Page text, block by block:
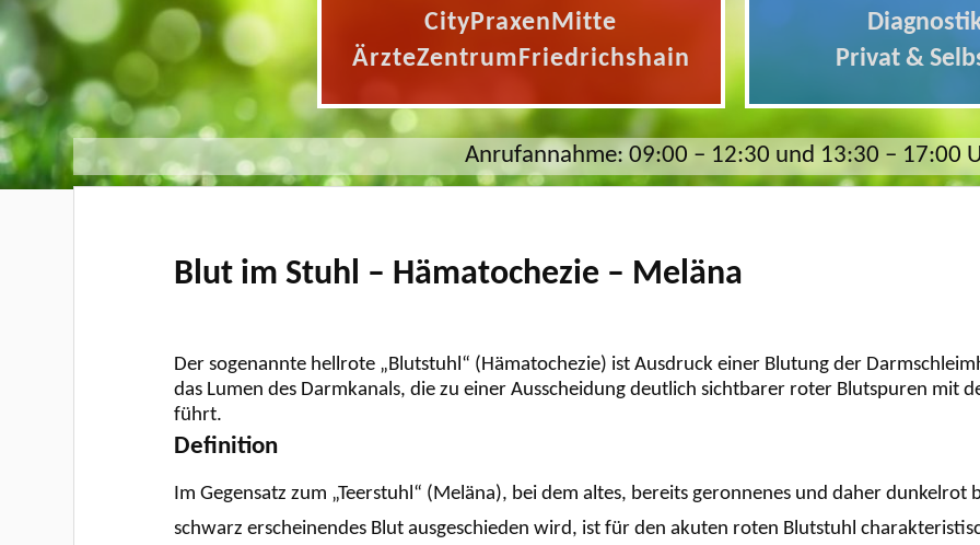
CityPraxenMitte
ÄrzteZentrumFriedrichshain
Privat &
Anrufannahme: 09:00 – 12:30 und 13:30 – 17:00
Blut im Stuhl – Hämatochezie – Meläna
Der sogenannte hellrote „Blutstuhl“ (Hämatochezie) ist Ausdruck einer Blutung der
das Lumen des Darmkanals, die zu einer Ausscheidung deutlich sichtbarer roter Blutspuren mit
führt.
Definition
Im Gegensatz zum „Teerstuhl“ (Meläna), bei dem altes, bereits geronnenes und daher dunkelrot
schwarz erscheinendes Blut ausgeschieden wird, ist für den akuten roten Blutstuhl